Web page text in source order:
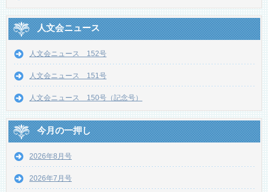
人文会ニュース
人文会ニュース 152号
人文会ニュース 151号
人文会ニュース 150号（記念号）
今月の一押し
2026年8月号
2026年7月号